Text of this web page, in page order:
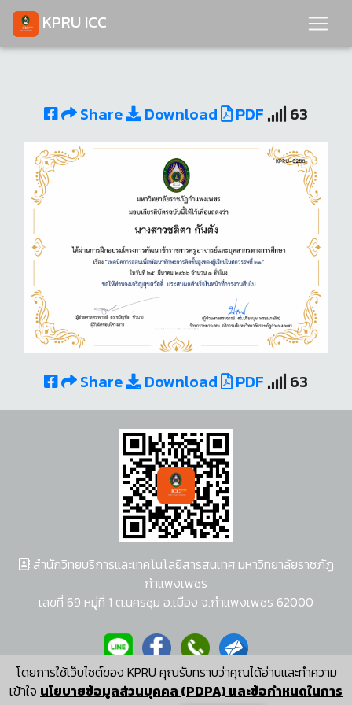
KPRU ICC
Share Download PDF 63
Share Download PDF 63
โดยการใช้เว็บไซต์ของ KPRU คุณรับทราบว่าคุณได้อ่านและทำความ
เข้าใจ นโยบายข้อมูลส่วนบุคคล (PDPA) และข้อกำหนดในการ
สำนักวิทยบริการและเทคโนโลยีสารสนเทศ มหาวิทยาลัยราชภัฏ
กำแพงเพชร
เลขที่ 69 หมู่ที่ 1 ต.นครชุม อ.เมือง จ.กำแพงเพชร 62000
ผู้พัฒนาระบบ อนุชา พวงผกา